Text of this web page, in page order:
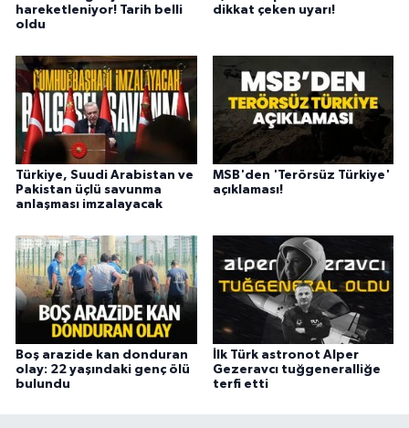
hareketleniyor! Tarih belli
oldu
dikkat çeken uyarı!
Türkiye, Suudi Arabistan ve
Pakistan üçlü savunma
anlaşması imzalayacak
MSB'den 'Terörsüz Türkiye'
açıklaması!
Boş arazide kan donduran
olay: 22 yaşındaki genç ölü
bulundu
İlk Türk astronot Alper
Gezeravcı tuğgeneralliğe
terfi etti